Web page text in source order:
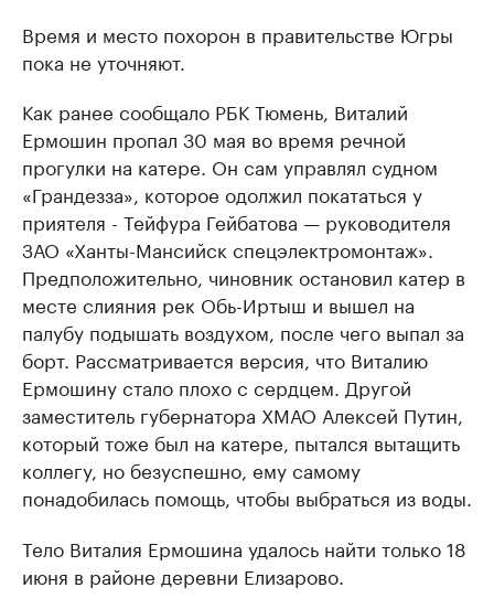
Время и место похорон в правительстве Югры
пока не уточняют.
Как ранее сообщало РБК Тюмень, Виталий
Ермошин пропал 30 мая во время речной
прогулки на катере. Он сам управлял судном
«Грандезза», которое одолжил покататься у
приятеля - Тейфура Гейбатова — руководителя
ЗАО «Ханты-Мансийск спецэлектромонтаж».
Предположительно, чиновник остановил катер в
месте слияния рек Обь-Иртыш и вышел на
палубу подышать воздухом, после чего выпал за
борт. Рассматривается версия, что Виталию
Ермошину стало плохо с сердцем. Другой
заместитель губернатора ХМАО Алексей Путин,
который тоже был на катере, пытался вытащить
коллегу, но безуспешно, ему самому
понадобилась помощь, чтобы выбраться из воды.
Тело Виталия Ермошина удалось найти только 18
июня в районе деревни Елизарово.